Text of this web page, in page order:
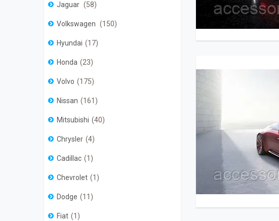
Jaguar 58
Volkswagen 150
Hyundai 17
Honda 23
Volvo 175
Nissan 161
Mitsubishi 40
Chrysler 4
Cadillac 1
Chevrolet 1
Dodge 11
Fiat 1